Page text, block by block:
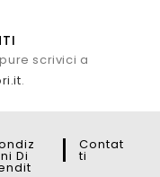
scrivici a
.
Di
Contat
Ti